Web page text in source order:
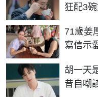
狂配3
71歲姜
寫信示
胡一天
昔自嘲